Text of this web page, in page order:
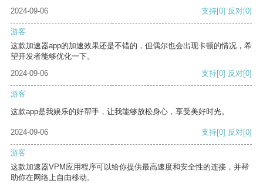
2024-09-06 支持[0] 反对[0]
游客
这款加速器app的加速效果还是不错的，但偶尔也会出现卡顿的情况，希
望开发者能够优化一下。
2024-09-06
支持[0] 反对[0]
游客
这款app是我娱乐的好帮手，让我能够放松身心，享受美好时光。
2024-09-06 支持[0] 反对[0]
游客
这款加速器VPM应用程序可以给你提供最高速度和安全性的连接，并帮
助你在网络上自由移动。